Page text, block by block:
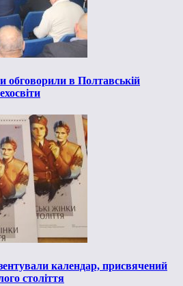
обговорили в Полтавській
календар, присвячений
століття